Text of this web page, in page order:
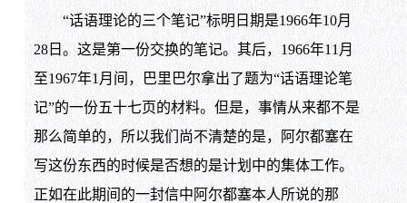
“话语理论的三个笔记”标明日期是1966年10月
28日。这是第一份交换的笔记。其后，1966年11月
至1967年1月间，巴里巴尔拿出了题为“话语理论笔
记”的一份五十七页的材料。但是，事情从来都不是
那么简单的，所以我们尚不清楚的是，阿尔都塞在
写这份东西的时候是否想的是计划中的集体工作。
正如在此期间的一封信中阿尔都塞本人所说的那